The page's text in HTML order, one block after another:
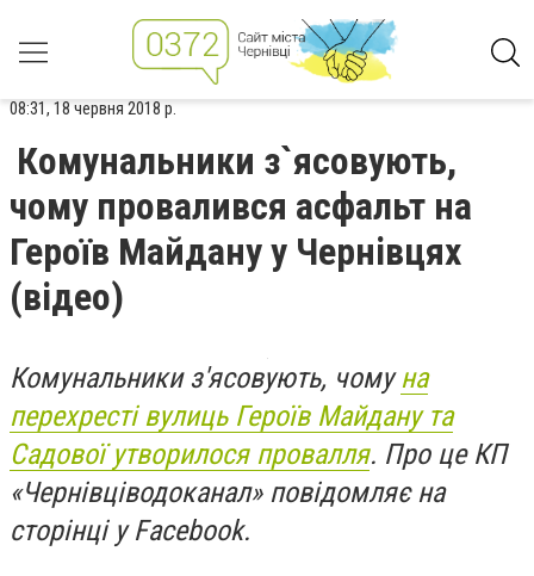
08:31, 18 червня 2018 р.
Комунальники з`ясовують,
чому провалився асфальт на
Героїв Майдану у Чернівцях
(відео)
Комунальники з'ясовують, чомуна
перехресті вулиць Героїв Майдану та
Садової утворилося провалля. Про це КП
«Чернівціводоканал» повідомляє на
сторінці у Facebook.